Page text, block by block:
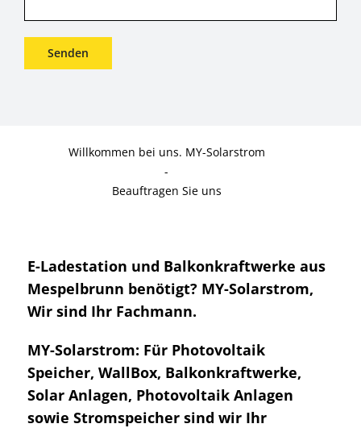
Willkommen bei uns. MY-Solarstrom
-
Beauftragen Sie uns
E-Ladestation und Balkonkraftwerke aus
Mespelbrunn benötigt? MY-Solarstrom,
Wir sind Ihr Fachmann.
MY-Solarstrom: Für Photovoltaik
Speicher, WallBox, Balkonkraftwerke,
Solar Anlagen, Photovoltaik Anlagen
sowie Stromspeicher sind wir Ihr